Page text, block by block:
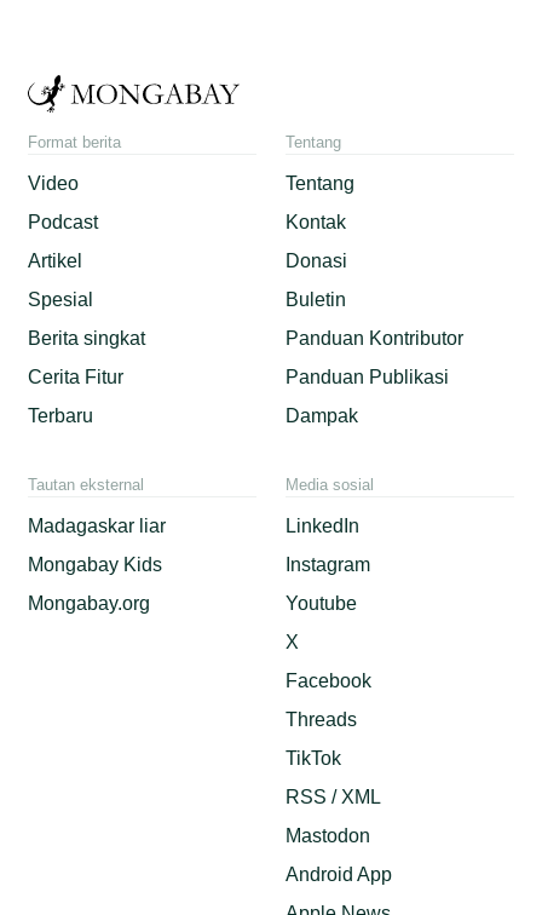
Format berita
Video
Podcast
Artikel
Spesial
Berita singkat
Cerita Fitur
Terbaru
Tentang
Tentang
Kontak
Donasi
Buletin
Panduan Kontributor
Panduan Publikasi
Dampak
Tautan eksternal
Madagaskar liar
Mongabay Kids
Mongabay.org
Media sosial
LinkedIn
Instagram
Youtube
X
Facebook
Threads
TikTok
RSS / XML
Mastodon
Android App